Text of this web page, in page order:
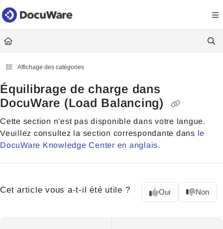
Documentation Index
Fetch the complete documentation index at: https://
Use this file to discover all available pages before exploring further.
Affichage des catégories
Équilibrage de charge dans
DocuWare (Load Balancing)
Cette section n'est pas disponible dans votre langue.
Veuillez consultez la section correspondante dans le
DocuWare Knowledge Center en anglais.
Cet article vous a-t-il été utile ? Oui Non